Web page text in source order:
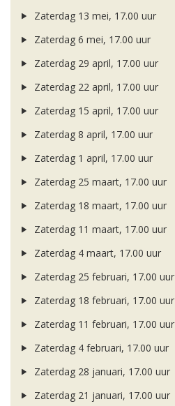
Zaterdag 13 mei, 17.00 uur
Zaterdag 6 mei, 17.00 uur
Zaterdag 29 april, 17.00 uur
Zaterdag 22 april, 17.00 uur
Zaterdag 15 april, 17.00 uur
Zaterdag 8 april, 17.00 uur
Zaterdag 1 april, 17.00 uur
Zaterdag 25 maart, 17.00 uur
Zaterdag 18 maart, 17.00 uur
Zaterdag 11 maart, 17.00 uur
Zaterdag 4 maart, 17.00 uur
Zaterdag 25 februari, 17.00 uur
Zaterdag 18 februari, 17.00 uur
Zaterdag 11 februari, 17.00 uur
Zaterdag 4 februari, 17.00 uur
Zaterdag 28 januari, 17.00 uur
Zaterdag 21 januari, 17.00 uur